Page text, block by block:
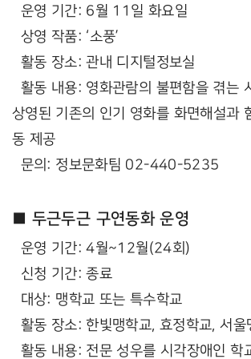
운영 기간: 6월 11일 화요일
상영 작품: ‘소풍’
활동 장소: 관내 디지털정보실
활동 내용: 영화관람의 불편함을 겪는
상영된 기존의 인기 영화를 화면해설과
동 제공
문의: 정보문화팀 02-440-5235
■ 두근두근 구연동화 운영
운영 기간: 4월~12월(24회)
신청 기간: 종료
대상: 맹학교 또는 특수학교
활동 장소: 한빛맹학교, 효정학교, 서울
활동 내용: 전문 성우를 시각장애인 학